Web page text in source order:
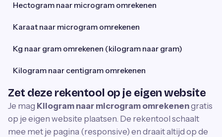
Hectogram naar microgram omrekenen
Karaat naar microgram omrekenen
Kg naar gram omrekenen (kilogram naar gram)
Kilogram naar centigram omrekenen
Zet deze rekentool op je eigen website
Je mag Kilogram naar microgram omrekenengratis
op je eigen website plaatsen. De rekentool schaalt
mee met je pagina (responsive) en draait altijd op de